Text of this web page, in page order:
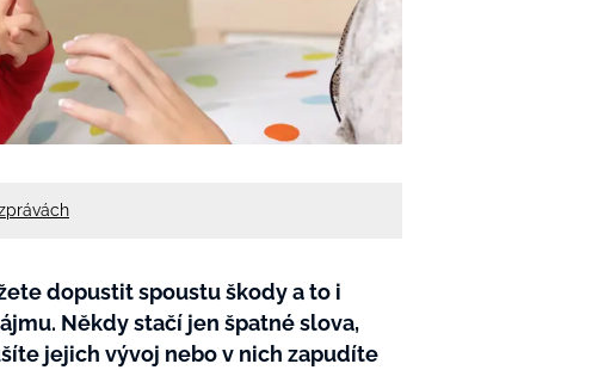
dopustit spoustu škody a to i
Někdy stačí jen špatné slova,
jejich vývoj nebo v nich zapudíte